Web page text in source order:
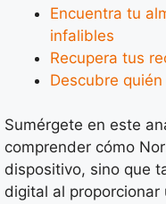
Encuentra tu
infalibles
Recupera tus
Descubre
Sumérgete en este
comprender cómo
dispositivo, sino que
digital al